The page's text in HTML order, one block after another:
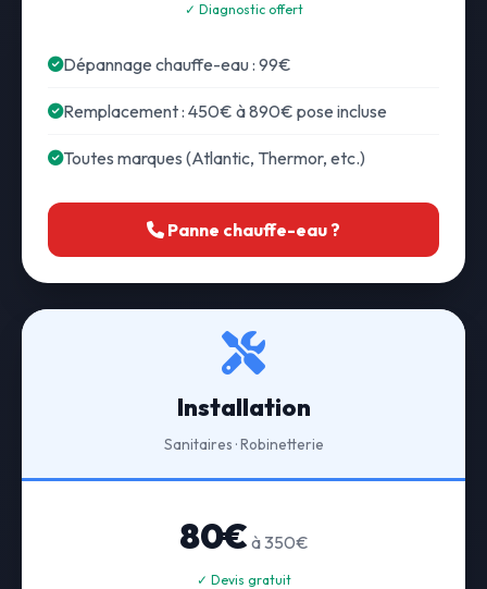
✓ Diagnostic offert
Dépannage chauffe-eau : 99€
Remplacement : 450€ à 890€ pose incluse
Toutes marques (Atlantic, Thermor, etc.)
Panne chauffe-eau ?
Installation
Sanitaires · Robinetterie
80€ à 350€
✓ Devis gratuit